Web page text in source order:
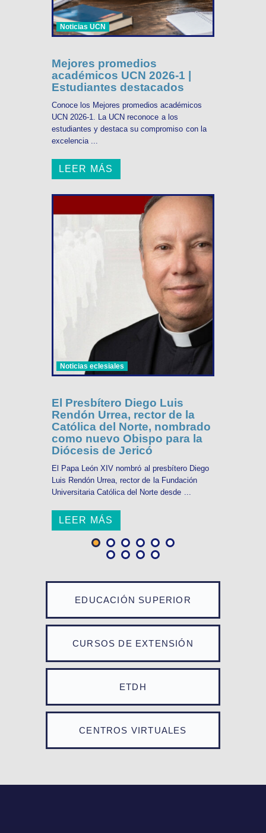
EDUCACIÓN SUPERIOR
CURSOS DE EXTENSIÓN
ETDH
CENTROS VIRTUALES
Noticias UCN
Mejores promedios
académicos UCN 2026-1 |
Estudiantes destacados
Conoce los Mejores promedios académicos
UCN 2026-1. La UCN reconoce a los
estudiantes y destaca su compromiso con la
excelencia ...
LEER MÁS
Noticias eclesiales
El Presbítero Diego Luis
Rendón Urrea, rector de la
Católica del Norte, nombrado
como nuevo Obispo para la
Diócesis de Jericó
El Papa León XIV nombró al presbítero Diego
Luis Rendón Urrea, rector de la Fundación
Universitaria Católica del Norte desde ...
LEER MÁS